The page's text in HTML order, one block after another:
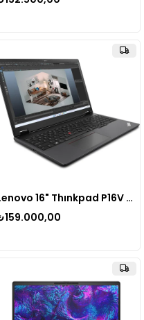
Lenovo 16" Thınkpad P16V 21KX001STX Ultra 9 185H-64GB Ddr5 Ram-1tb Nvme-8gb Rtx 3000 ADA-W11 Pro